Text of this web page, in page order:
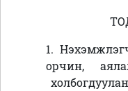
1.
орчин,